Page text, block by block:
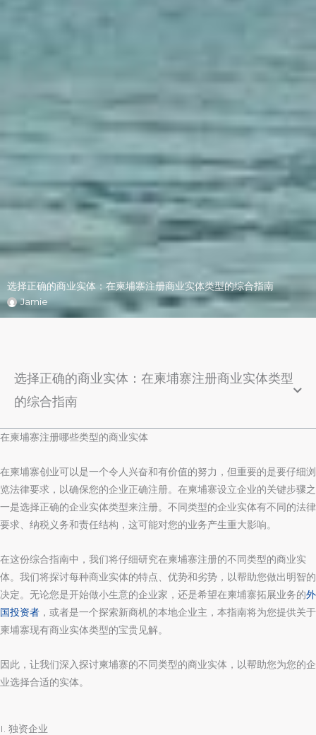
选择正确的商业实体：在柬埔寨注册商业实体类型的综合指南
Jamie
选择正确的商业实体：在柬埔寨注册商业实体类型
的综合指南
在柬埔寨注册哪些类型的商业实体
在柬埔寨创业可以是一个令人兴奋和有价值的努力，但重要的是要仔细浏
览法律要求，以确保您的企业正确注册。在柬埔寨设立企业的关键步骤之
一是选择正确的企业实体类型来注册。不同类型的企业实体有不同的法律
要求、纳税义务和责任结构，这可能对您的业务产生重大影响。
在这份综合指南中，我们将仔细研究在柬埔寨注册的不同类型的商业实
体。我们将探讨每种商业实体的特点、优势和劣势，以帮助您做出明智的
决定。无论您是开始做小生意的企业家，还是希望在柬埔寨拓展业务的外
国投资者 ，或者是一个探索新商机的本地企业主，本指南将为您提供关于
柬埔寨现有商业实体类型的宝贵见解。
因此，让我们深入探讨柬埔寨的不同类型的商业实体，以帮助您为您的企
业选择合适的实体。
I. 独资企业